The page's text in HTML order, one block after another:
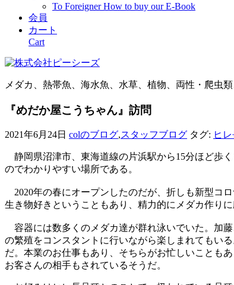
To Foreigner How to buy our E-Book
会員
カート
Cart
メダカ、熱帯魚、海水魚、水草、植物、両性・爬虫
『めだか屋こうちゃん』訪問
2021年6月24日 colのブログ,スタッフブログ タグ: ヒ
静岡県沼津市、東海道線の片浜駅から15分ほど歩
のでわかりやすい場所である。
2020年の春にオープンしたのだが、折しも新型コ
生き物好きということもあり、精力的にメダカ作りに
容器には数多くのメダカ達が群れ泳いでいた。加
の繁殖をコンスタントに行いながら楽しまれてもい
だ。本業のお仕事もあり、そちらがお忙しいことも
お客さんの相手もされているそうだ。